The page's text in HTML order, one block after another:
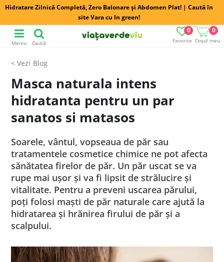
Hidratare Zilnică Completă, Zero Balonare și Abdomen Plat! | Caută în
site Vara cu In green!
Favorite
0
Coșul meu
0
Meniu Caută
Blog
Masca naturala intens
hidratanta pentru un par
sanatos si matasos
Soarele, vântul, vopseaua de păr sau
tratamentele cosmetice chimice ne pot afecta
sănătatea firelor de păr. Un păr uscat se va
rupe mai ușor și va fi lipsit de strălucire și
vitalitate. Pentru a preveni uscarea părului,
poți folosi maști de păr naturale care ajută la
hidratarea și hrănirea firului de păr și a
scalpului.